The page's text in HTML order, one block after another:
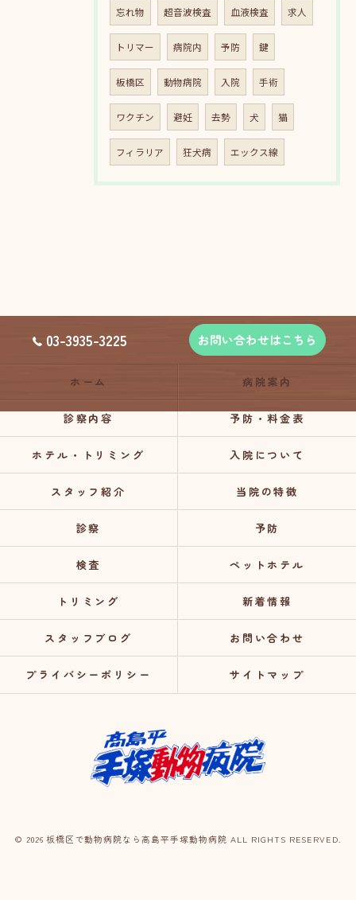
忘れ物 超音波検査 血液検査 求人
トリマー 病院内 予防 鍵
板橋区 動物病院 入院 手術
ワクチン 避妊 去勢 犬 猫
フィラリア 狂犬病 エックス線
03-3935-3225 お問い合わせはこちら
ホーム 病院案内
診察内容 予防・料金表
ホテル・トリミング 入院について
スタッフ紹介 当院の特徴
診察 予防
検査 ペットホテル
トリミング 新着情報
スタッフブログ お問い合わせ
プライバシーポリシー サイトマップ
© 2026 板橋区で動物病院なら高島平手塚動物病院 ALL RIGHTS RESERVED.